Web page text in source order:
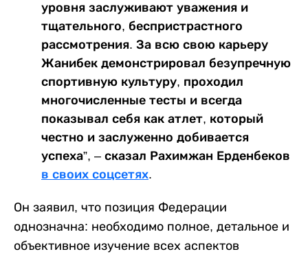
уровня заслуживают уважения и
тщательного, беспристрастного
рассмотрения. За всю свою карьеру
Жанибек демонстрировал безупречную
спортивную культуру, проходил
многочисленные тесты и всегда
показывал себя как атлет, который
честно и заслуженно добивается
успеха”, – сказал Рахимжан Ерденбеков
в своих соцсетях.
Он заявил, что позиция Федерации
однозначна: необходимо полное, детальное и
объективное изучение всех аспектов